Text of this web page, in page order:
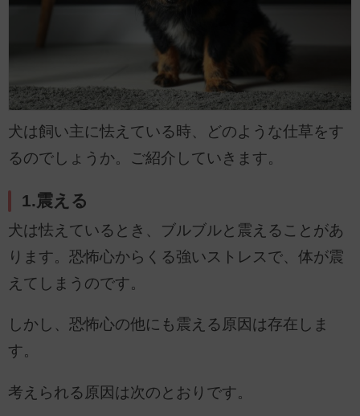
犬は飼い主に怯えている時、どのような仕草をす
るのでしょうか。ご紹介していきます。
1.震える
犬は怯えているとき、ブルブルと震えることがあ
ります。恐怖心からくる強いストレスで、体が震
えてしまうのです。
しかし、恐怖心の他にも震える原因は存在しま
す。
考えられる原因は次のとおりです。